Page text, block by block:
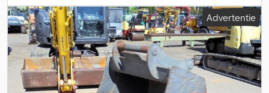
Gewicht: 934 kg Snijbreedte: 2000 mm / Inhoud: 0,9 m³ passend
voor MS21 / HS21 gemonteerd met slangen en koppelingen De
bak is nauwelijks gebruikt – in zeer goede staat
Advertentie